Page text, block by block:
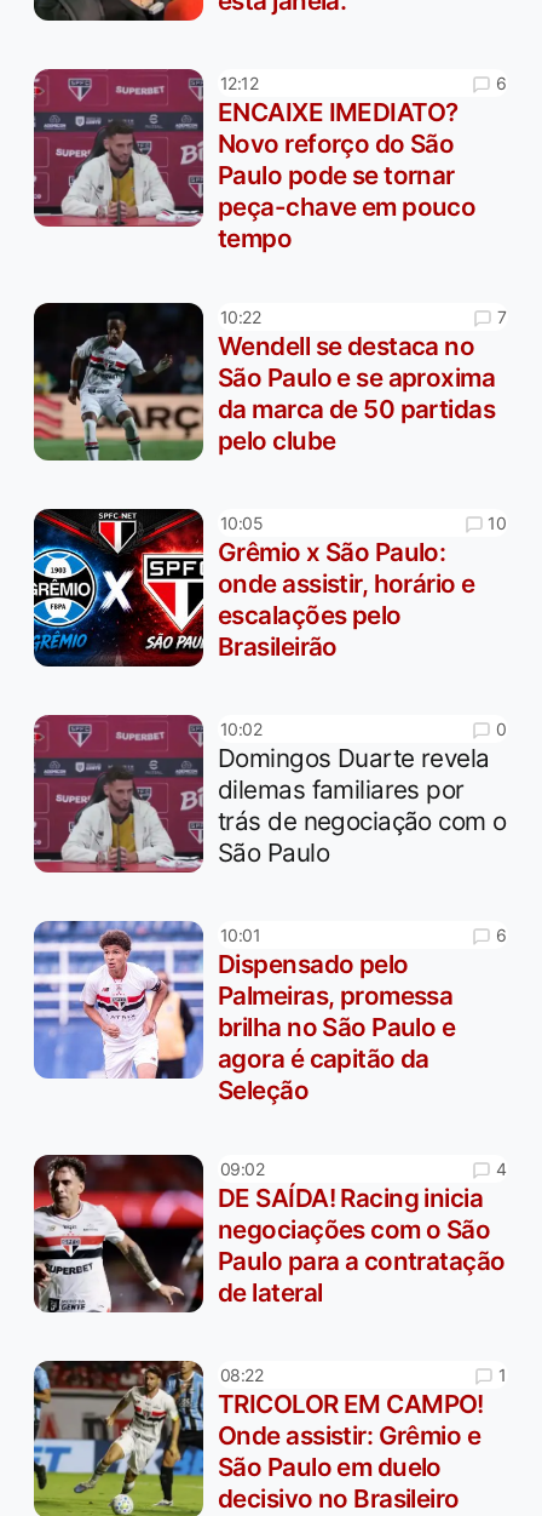
12:12 6
ENCAIXE IMEDIATO?
Novo reforço do São
Paulo pode se tornar
peça-chave em pouco
tempo
10:22 7
Wendell se destaca no
São Paulo e se aproxima
da marca de 50 partidas
pelo clube
10:05 10
Grêmio x São Paulo:
onde assistir, horário e
escalações pelo
Brasileirão
10:02 0
Domingos Duarte revela
dilemas familiares por
trás de negociação com o
São Paulo
10:01 6
Dispensado pelo
Palmeiras, promessa
brilha no São Paulo e
agora é capitão da
Seleção
09:02 4
DE SAÍDA! Racing inicia
negociações com o São
Paulo para a contratação
de lateral
08:22 1
TRICOLOR EM CAMPO!
Onde assistir: Grêmio e
São Paulo em duelo
decisivo no Brasileiro